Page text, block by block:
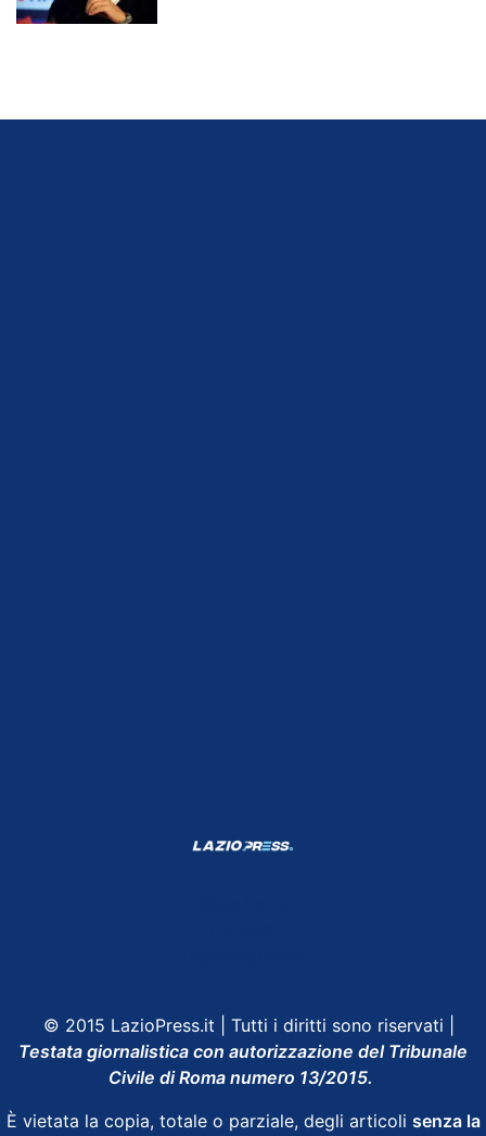
© 2015 LazioPress.it | Tutti i diritti sono riservati |
Testata giornalistica con autorizzazione del Tribunale
Civile di Roma numero 13/2015.
È vietata la copia, totale o parziale, degli articoli senza la